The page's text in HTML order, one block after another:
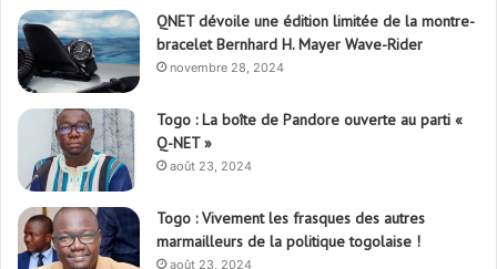
QNET dévoile une édition limitée de la montre-
bracelet Bernhard H. Mayer Wave-Rider
novembre 28, 2024
Togo : La boîte de Pandore ouverte au parti «
Q-NET »
août 23, 2024
Togo : Vivement les frasques des autres
marmailleurs de la politique togolaise !
août 23, 2024